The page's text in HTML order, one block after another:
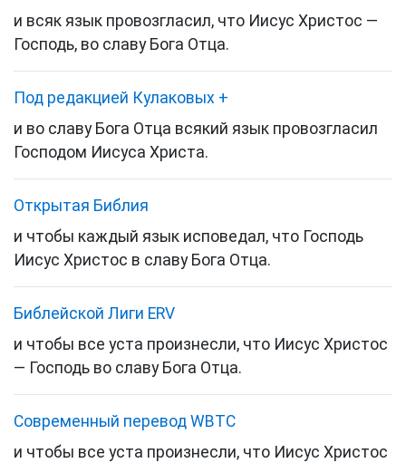
и всяк язык провозгласил, что Иисус Христос —
Господь, во славу Бога Отца.
Под редакцией Кулаковых +
и во славу Бога Отца всякий язык провозгласил
Господом Иисуса Христа.
Открытая Библия
и чтобы каждый язык исповедал, что Господь
Иисус Христос в славу Бога Отца.
Библейской Лиги ERV
и чтобы все уста произнесли, что Иисус Христос
— Господь во славу Бога Отца.
Cовременный перевод WBTC
и чтобы все уста произнесли, что Иисус Христос